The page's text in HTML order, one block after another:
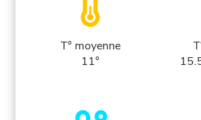
T° moyenne
11°